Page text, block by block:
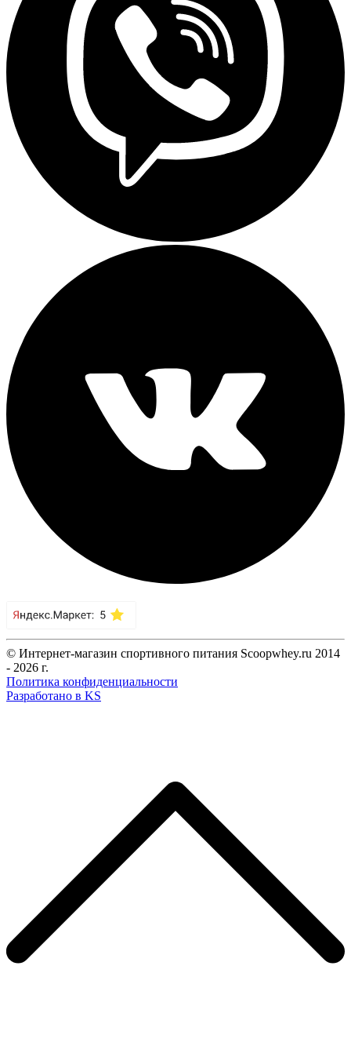
© Интернет-магазин спортивного питания Scoopwhey.ru 2014
- 2026 г.
Политика конфиденциальности
Разработано в KS